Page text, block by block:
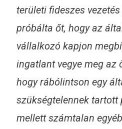
területi fideszes
próbálta őt, hogy az
vállalkozó kapjon
ingatlant vegye meg az
hogy rábólintson egy
szükségtelennek tartott
mellett számtalan